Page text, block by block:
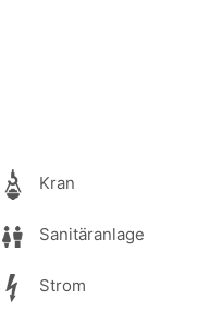
Kran
Sanitäranlage
Strom